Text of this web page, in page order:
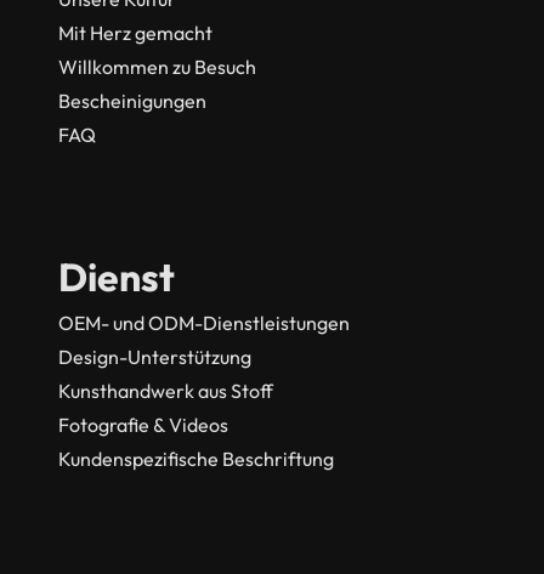
Mit Herz gemacht
Willkommen zu Besuch
Bescheinigungen
FAQ
Dienst
OEM- und ODM-Dienstleistungen
Design-Unterstützung
Kunsthandwerk aus Stoff
Fotografie & Videos
Kundenspezifische Beschriftung